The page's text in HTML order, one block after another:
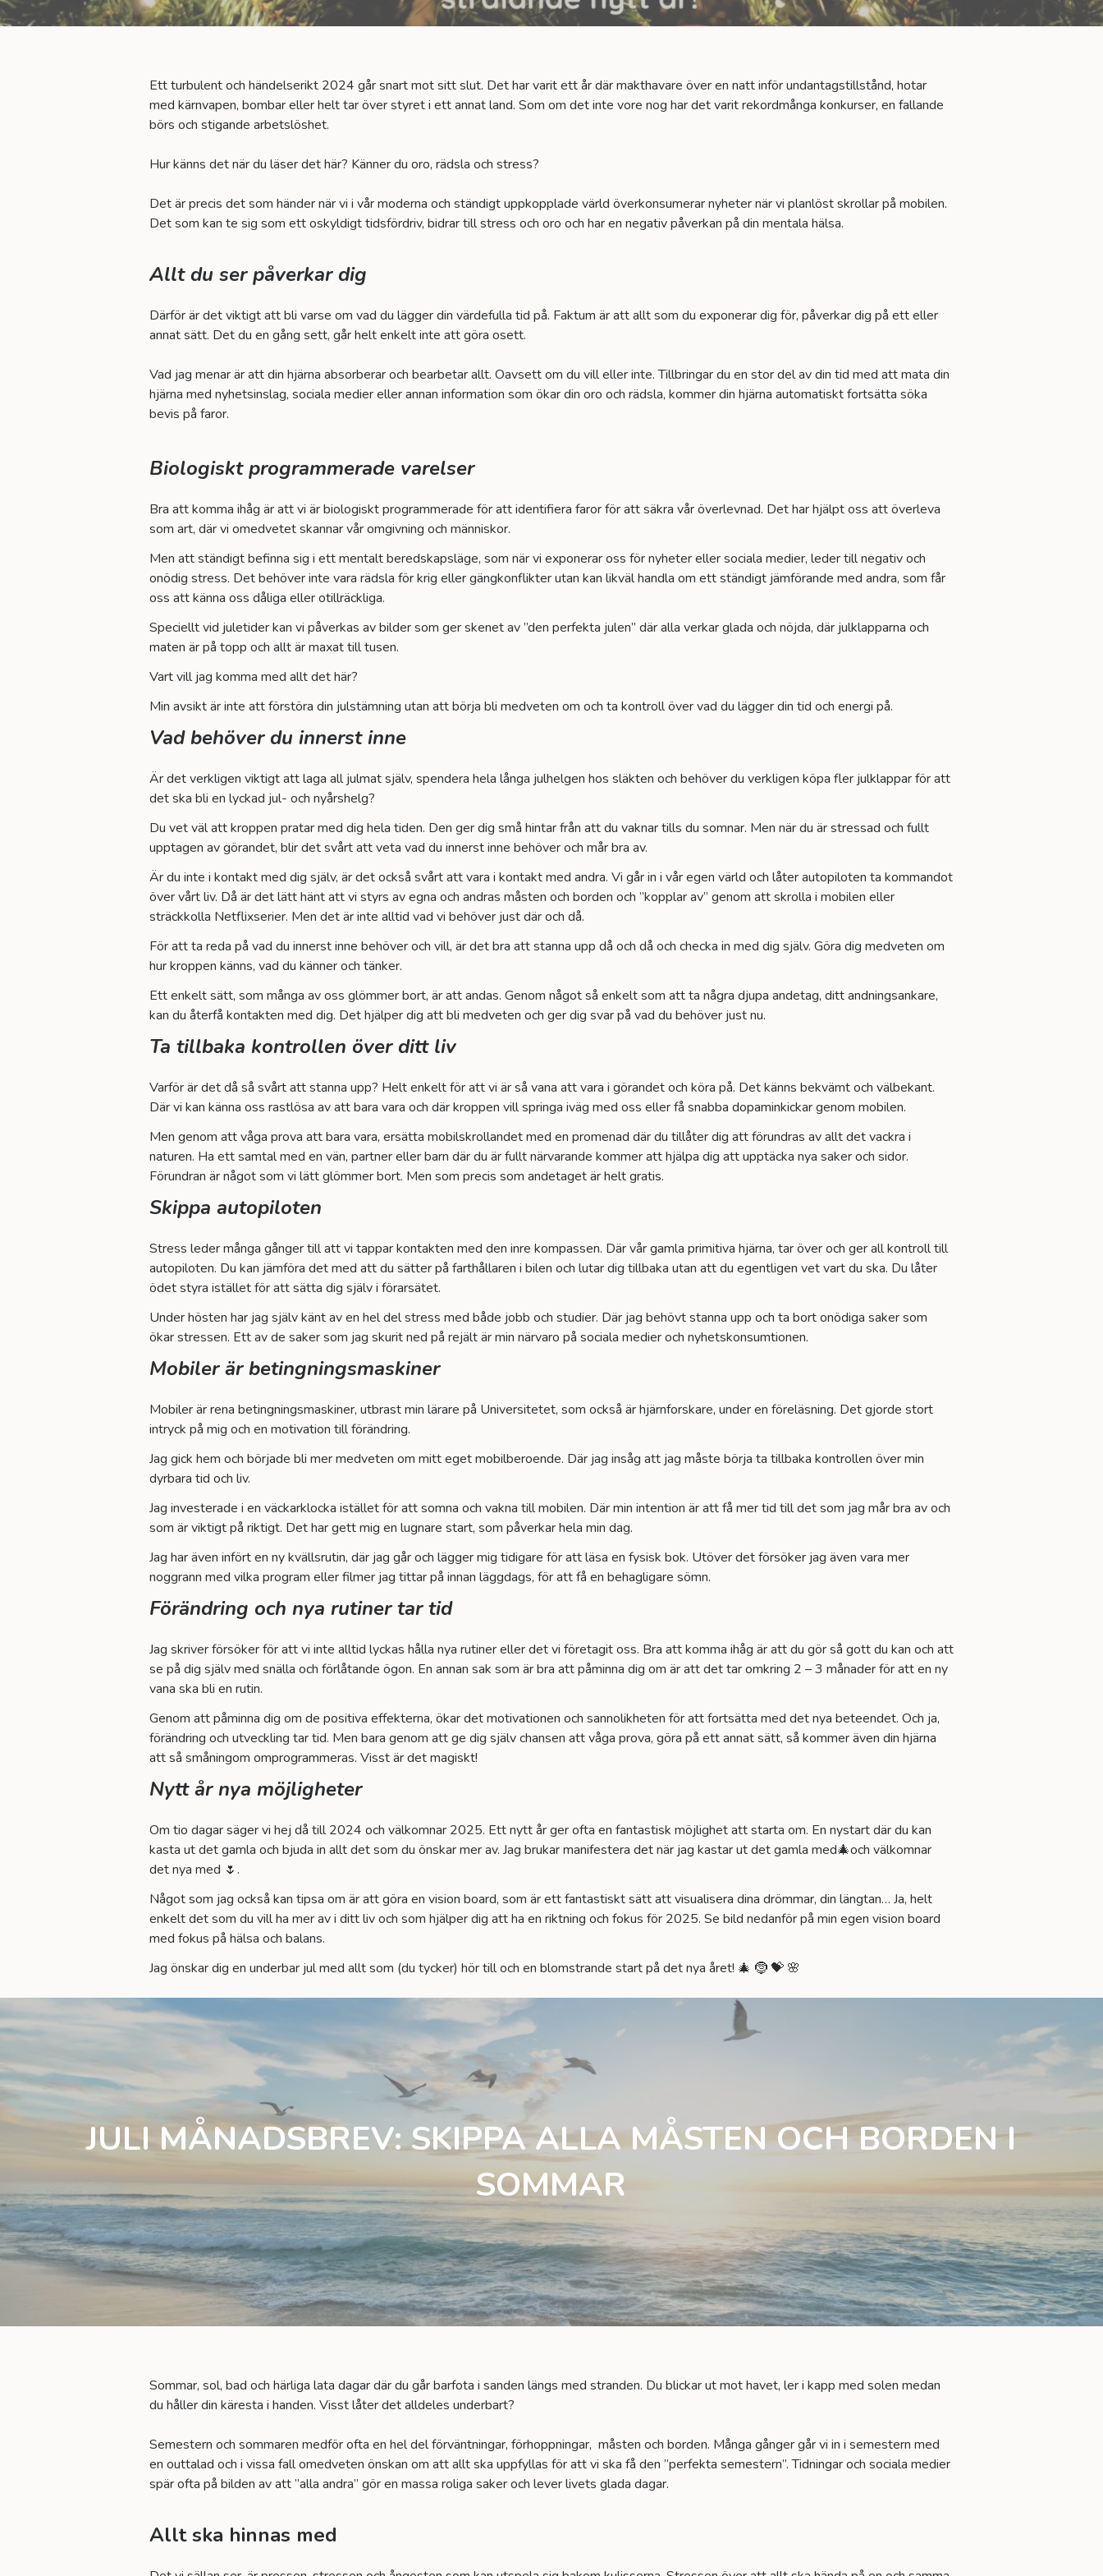
Ett turbulent och händelserikt 2024 går snart mot sitt slut. Det har varit ett år där makthavare över en natt inför undantagstillstånd, hotar
med kärnvapen, bombar eller helt tar över styret i ett annat land. Som om det inte vore nog har det varit rekordmånga konkurser, en fallande
börs och stigande arbetslöshet.
Hur känns det när du läser det här? Känner du oro, rädsla och stress?
Det är precis det som händer när vi i vår moderna och ständigt uppkopplade värld överkonsumerar nyheter när vi planlöst skrollar på mobilen.
Det som kan te sig som ett oskyldigt tidsfördriv, bidrar till stress och oro och har en negativ påverkan på din mentala hälsa.
Allt du ser påverkar dig
Därför är det viktigt att bli varse om vad du lägger din värdefulla tid på. Faktum är att allt som du exponerar dig för, påverkar dig på ett eller
annat sätt. Det du en gång sett, går helt enkelt inte att göra osett.
Vad jag menar är att din hjärna absorberar och bearbetar allt. Oavsett om du vill eller inte. Tillbringar du en stor del av din tid med att mata din
hjärna med nyhetsinslag, sociala medier eller annan information som ökar din oro och rädsla, kommer din hjärna automatiskt fortsätta söka
bevis på faror.
Biologiskt programmerade varelser
Bra att komma ihåg är att vi är biologiskt programmerade för att identifiera faror för att säkra vår överlevnad. Det har hjälpt oss att överleva
som art, där vi omedvetet skannar vår omgivning och människor.
Men att ständigt befinna sig i ett mentalt beredskapsläge, som när vi exponerar oss för nyheter eller sociala medier, leder till negativ och
onödig stress. Det behöver inte vara rädsla för krig eller gängkonflikter utan kan likväl handla om ett ständigt jämförande med andra, som får
oss att känna oss dåliga eller otillräckliga.
Speciellt vid juletider kan vi påverkas av bilder som ger skenet av ”den perfekta julen” där alla verkar glada och nöjda, där julklapparna och
maten är på topp och allt är maxat till tusen.
Vart vill jag komma med allt det här?
Min avsikt är inte att förstöra din julstämning utan att börja bli medveten om och ta kontroll över vad du lägger din tid och energi på.
Vad behöver du innerst inne
Är det verkligen viktigt att laga all julmat själv, spendera hela långa julhelgen hos släkten och behöver du verkligen köpa fler julklappar för att
det ska bli en lyckad jul- och nyårshelg?
Du vet väl att kroppen pratar med dig hela tiden. Den ger dig små hintar från att du vaknar tills du somnar. Men när du är stressad och fullt
upptagen av görandet, blir det svårt att veta vad du innerst inne behöver och mår bra av.
Är du inte i kontakt med dig själv, är det också svårt att vara i kontakt med andra. Vi går in i vår egen värld och låter autopiloten ta kommandot
över vårt liv. Då är det lätt hänt att vi styrs av egna och andras måsten och borden och ”kopplar av” genom att skrolla i mobilen eller
sträckkolla Netflixserier. Men det är inte alltid vad vi behöver just där och då.
För att ta reda på vad du innerst inne behöver och vill, är det bra att stanna upp då och då och checka in med dig själv. Göra dig medveten om
hur kroppen känns, vad du känner och tänker.
Ett enkelt sätt, som många av oss glömmer bort, är att andas. Genom något så enkelt som att ta några djupa andetag, ditt andningsankare,
kan du återfå kontakten med dig. Det hjälper dig att bli medveten och ger dig svar på vad du behöver just nu.
Ta tillbaka kontrollen över ditt liv
Varför är det då så svårt att stanna upp? Helt enkelt för att vi är så vana att vara i görandet och köra på. Det känns bekvämt och välbekant.
Där vi kan känna oss rastlösa av att bara vara och där kroppen vill springa iväg med oss eller få snabba dopaminkickar genom mobilen.
Men genom att våga prova att bara vara, ersätta mobilskrollandet med en promenad där du tillåter dig att förundras av allt det vackra i
naturen. Ha ett samtal med en vän, partner eller barn där du är fullt närvarande kommer att hjälpa dig att upptäcka nya saker och sidor.
Förundran är något som vi lätt glömmer bort. Men som precis som andetaget är helt gratis.
Skippa autopiloten
Stress leder många gånger till att vi tappar kontakten med den inre kompassen. Där vår gamla primitiva hjärna, tar över och ger all kontroll till
autopiloten. Du kan jämföra det med att du sätter på farthållaren i bilen och lutar dig tillbaka utan att du egentligen vet vart du ska. Du låter
ödet styra istället för att sätta dig själv i förarsätet.
Under hösten har jag själv känt av en hel del stress med både jobb och studier. Där jag behövt stanna upp och ta bort onödiga saker som
ökar stressen. Ett av de saker som jag skurit ned på rejält är min närvaro på sociala medier och nyhetskonsumtionen.
Mobiler är betingningsmaskiner
Mobiler är rena betingningsmaskiner, utbrast min lärare på Universitetet, som också är hjärnforskare, under en föreläsning. Det gjorde stort
intryck på mig och en motivation till förändring.
Jag gick hem och började bli mer medveten om mitt eget mobilberoende. Där jag insåg att jag måste börja ta tillbaka kontrollen över min
dyrbara tid och liv.
Jag investerade i en väckarklocka istället för att somna och vakna till mobilen. Där min intention är att få mer tid till det som jag mår bra av och
som är viktigt på riktigt. Det har gett mig en lugnare start, som påverkar hela min dag.
Jag har även infört en ny kvällsrutin, där jag går och lägger mig tidigare för att läsa en fysisk bok. Utöver det försöker jag även vara mer
noggrann med vilka program eller filmer jag tittar på innan läggdags, för att få en behagligare sömn.
Förändring och nya rutiner tar tid
Jag skriver försöker för att vi inte alltid lyckas hålla nya rutiner eller det vi företagit oss. Bra att komma ihåg är att du gör så gott du kan och att
se på dig själv med snälla och förlåtande ögon. En annan sak som är bra att påminna dig om är att det tar omkring 2 – 3 månader för att en ny
vana ska bli en rutin.
Genom att påminna dig om de positiva effekterna, ökar det motivationen och sannolikheten för att fortsätta med det nya beteendet. Och ja,
förändring och utveckling tar tid. Men bara genom att ge dig själv chansen att våga prova, göra på ett annat sätt, så kommer även din hjärna
att så småningom omprogrammeras. Visst är det magiskt!
Nytt år nya möjligheter
Om tio dagar säger vi hej då till 2024 och välkomnar 2025. Ett nytt år ger ofta en fantastisk möjlighet att starta om. En nystart där du kan
kasta ut det gamla och bjuda in allt det som du önskar mer av. Jag brukar manifestera det när jag kastar ut det gamla med🎄och välkomnar
det nya med 🌷.
Något som jag också kan tipsa om är att göra en vision board, som är ett fantastiskt sätt att visualisera dina drömmar, din längtan… Ja, helt
enkelt det som du vill ha mer av i ditt liv och som hjälper dig att ha en riktning och fokus för 2025. Se bild nedanför på min egen vision board
med fokus på hälsa och balans.
Jag önskar dig en underbar jul med allt som (du tycker) hör till och en blomstrande start på det nya året! 🎄 🤶 💝 🌸
JULI MÅNADSBREV: SKIPPA ALLA MÅSTEN OCH BORDEN I
SOMMAR
Sommar, sol, bad och härliga lata dagar där du går barfota i sanden längs med stranden. Du blickar ut mot havet, ler i kapp med solen medan
du håller din käresta i handen. Visst låter det alldeles underbart?
Semestern och sommaren medför ofta en hel del förväntningar, förhoppningar, måsten och borden. Många gånger går vi in i semestern med
en outtalad och i vissa fall omedveten önskan om att allt ska uppfyllas för att vi ska få den ”perfekta semestern”. Tidningar och sociala medier
spär ofta på bilden av att ”alla andra” gör en massa roliga saker och lever livets glada dagar.
Allt ska hinnas med